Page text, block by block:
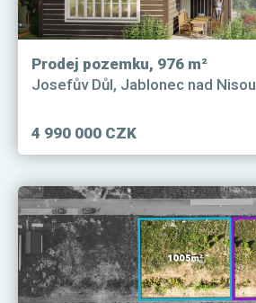
Prodej pozemku, 976 m²
Josefův Důl, Jablonec nad Nisou
4 990 000 CZK